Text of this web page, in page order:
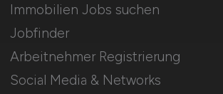
Immobilien Jobs suchen
Jobfinder
Arbeitnehmer Registrierung
Social Media & Networks